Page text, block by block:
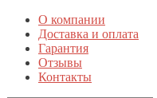
О компании
Доставка и оплата
Гарантия
Отзывы
Контакты